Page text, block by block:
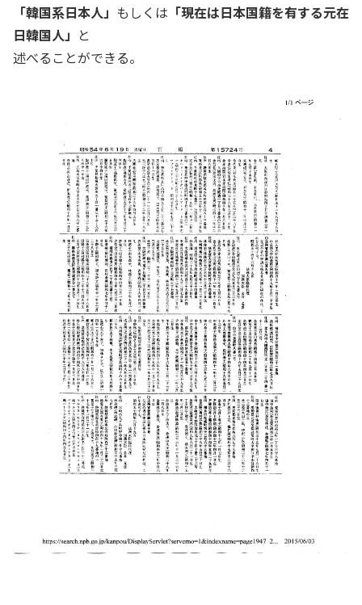
「韓国系日本人」 もしくは 「現在は日本国籍を有する元在
日韓国人」 と
述べることができる。